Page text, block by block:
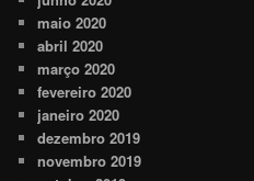
maio 2020
abril 2020
março 2020
fevereiro 2020
janeiro 2020
dezembro 2019
novembro 2019